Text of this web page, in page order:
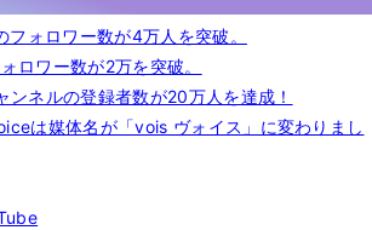
ォロワー数が4万人を突破。
ワー数が2万を突破。
ネルの登録者数が20万人を達成！
は媒体名が「vois ヴォイス」に変わりまし